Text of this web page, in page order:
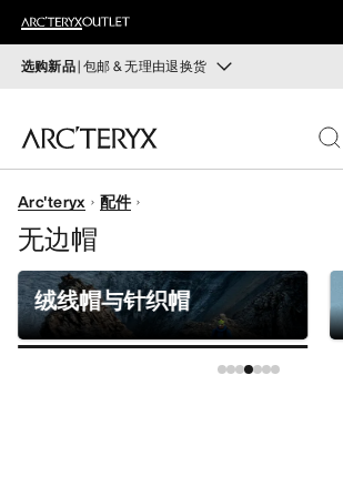
选购新品| 包邮 & 无理由退换货
运动员的需求，设计师的动力——在优
同时，启发全新的解决方案。新款装备
选购女士
无理由退换货
改变主意了？ 30天内购买的符合条件的
开始免费退货。
女士
男士
鞋履
装备
VEILANCE
发现
Arc'teryx 配件
无边帽
绒线帽与针织帽